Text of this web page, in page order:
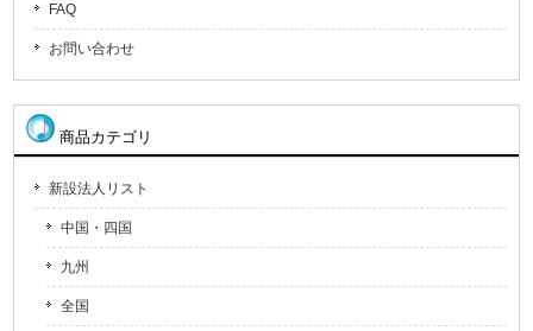
FAQ
お問い合わせ
商品カテゴリ
新設法人リスト
中国・四国
九州
全国